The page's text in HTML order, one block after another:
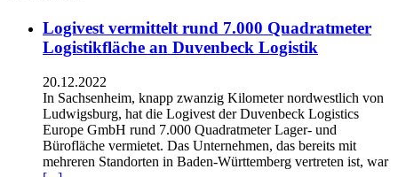
Logivest vermittelt rund 7.000 Quadratmeter
Logistikfläche an Duvenbeck Logistik
20.12.2022
In Sachsenheim, knapp zwanzig Kilometer nordwestlich von
Ludwigsburg, hat die Logivest der Duvenbeck Logistics
Europe GmbH rund 7.000 Quadratmeter Lager- und
Bürofläche vermietet. Das Unternehmen, das bereits mit
mehreren Standorten in Baden-Württemberg vertreten ist, war